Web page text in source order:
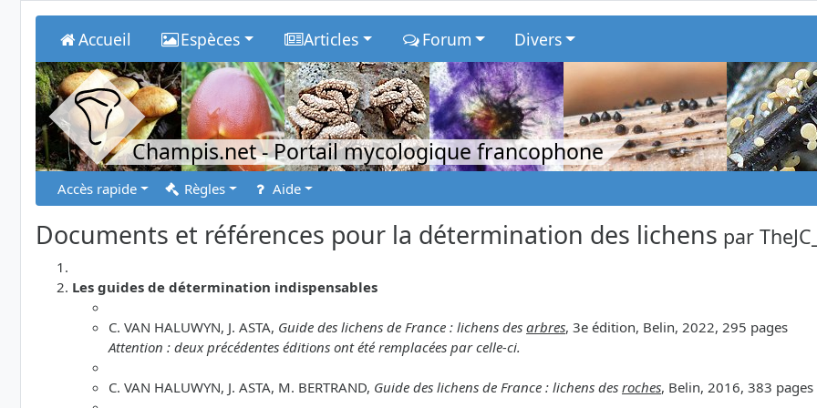
Accueil Espèces Articles Forum Divers
Champis.net- Portail mycologique francophone
Accès rapide Règles Aide
Documents et références pour la détermination des lichens par TheJC_
Les guides de détermination indispensables
C. VAN HALUWYN, J. ASTA, Guide des lichens de France : lichens des arbres, 3e édition, Belin, 2022, 295 pages
Attention : deux précédentes éditions ont été remplacées par celle-ci.
C. VAN HALUWYN, J. ASTA, M. BERTRAND, Guide des lichens de France : lichens des roches, Belin, 2016, 383 pages